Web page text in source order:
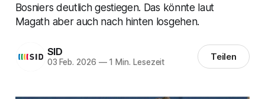
Bosniers deutlich gestiegen. Das könnte laut
Magath aber auch nach hinten losgehen.
SID
03 Feb. 2026 —1 Min. Lesezeit Teilen